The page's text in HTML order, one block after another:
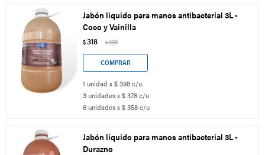
Jabón liquido para manos antibacterial 3L -
Coco y Vainilla
$318 $398
1 unidad x $ 398 c/u
3 unidades x $ 378 c/u
6 unidades x $ 358 c/u
Jabón liquido para manos antibacterial 3L -
Durazno